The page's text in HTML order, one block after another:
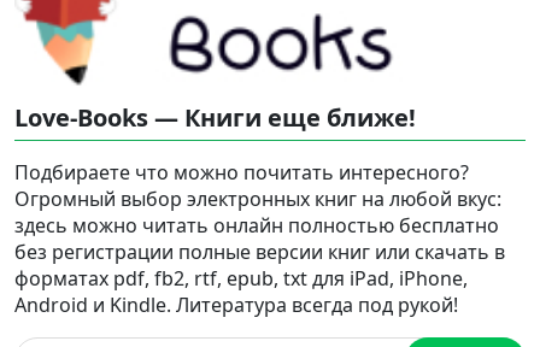
Love-Books — Книги еще ближе!
Подбираете что можно почитать интересного?
Огромный выбор электронных книг на любой вкус:
здесь можно читать онлайн полностью бесплатно
без регистрации полные версии книг или скачать в
форматах pdf, fb2, rtf, epub, txt для iPad, iPhone,
Android и Kindle. Литература всегда под рукой!